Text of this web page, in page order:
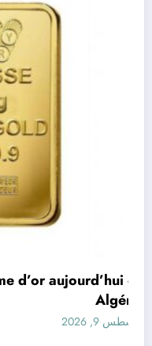
aujourd’hui en
Algérie
أغسطس 9, 2026